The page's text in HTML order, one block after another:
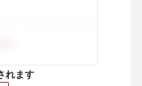
れます